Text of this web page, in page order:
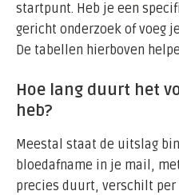
startpunt. Heb je een
gericht onderzoek of voeg
De tabellen hierboven
Hoe lang duurt het
heb?
Meestal staat de uitslag
bloedafname in je mail,
precies duurt, verschilt per